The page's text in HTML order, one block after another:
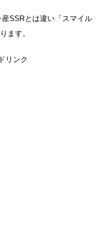
SSRとは違い「スマイル
ます。
リンク